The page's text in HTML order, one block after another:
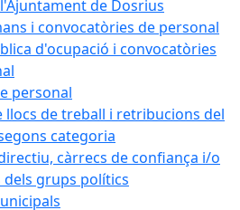
de Dosrius
i convocatòries de personal
d'ocupació i convocatòries
personal
llocs de treball i retribucions del
categoria
càrrecs de confiança i/o
dels grups polítics